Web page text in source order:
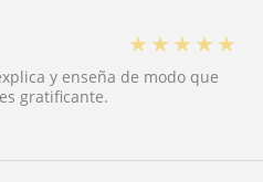
★ ★ ★ ★ ★
y enseña de modo que
gratificante.